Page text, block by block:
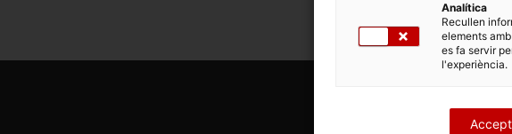
Analítica
Recullen
elements
es fa servir
l'experiència.